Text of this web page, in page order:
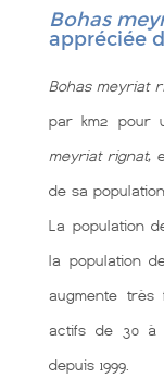
Bohas
appréciée
Bohas meyriat
par km2 pour
meyriat rignat,
de sa population
La population
la population
augmente très
actifs de 30 à
depuis 1999.